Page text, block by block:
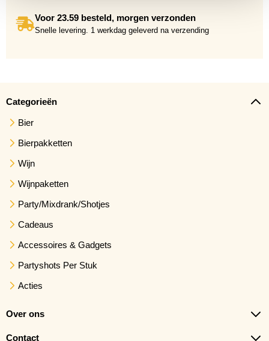
Voor 23.59 besteld, morgen verzonden
Snelle levering. 1 werkdag geleverd na verzending
Categorieën
Bier
Bierpakketten
Wijn
Wijnpaketten
Party/Mixdrank/Shotjes
Cadeaus
Accessoires & Gadgets
Partyshots Per Stuk
Acties
Over ons
Contact